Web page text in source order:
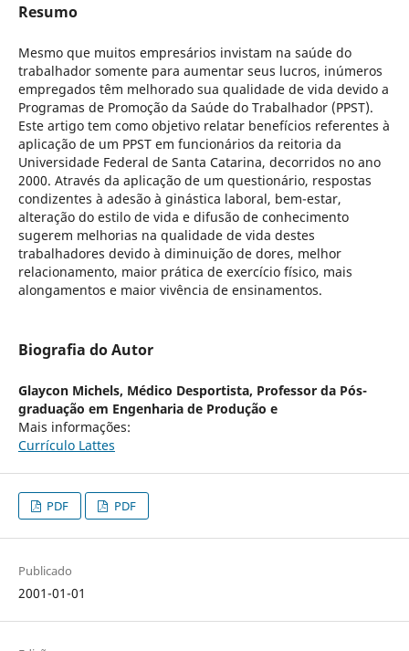
Resumo
Mesmo que muitos empresários invistam na saúde do
trabalhador somente para aumentar seus lucros, inúmeros
empregados têm melhorado sua qualidade de vida devido a
Programas de Promoção da Saúde do Trabalhador (PPST).
Este artigo tem como objetivo relatar benefícios referentes à
aplicação de um PPST em funcionários da reitoria da
Universidade Federal de Santa Catarina, decorridos no ano
2000. Através da aplicação de um questionário, respostas
condizentes à adesão à ginástica laboral, bem-estar,
alteração do estilo de vida e difusão de conhecimento
sugerem melhorias na qualidade de vida destes
trabalhadores devido à diminuição de dores, melhor
relacionamento, maior prática de exercício físico, mais
alongamentos e maior vivência de ensinamentos.
Biografia do Autor
Glaycon Michels, Médico Desportista, Professor da Pós-
graduação em Engenharia de Produção e
Mais informações:
Currículo Lattes
PDF PDF
Publicado
2001-01-01